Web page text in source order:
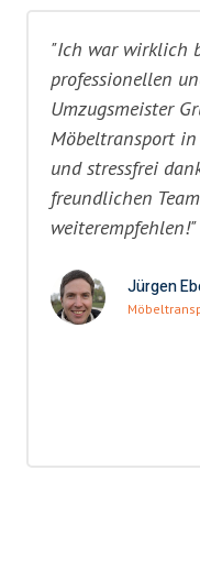
"Ich war wirklich
professionellen
Umzugsmeister
Möbeltransport
und stressfrei
freundlichen
weiterempfehlen!"
Jürgen